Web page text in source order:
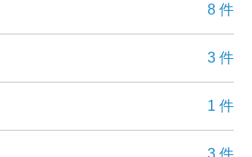
8 件
3 件
1 件
3 件